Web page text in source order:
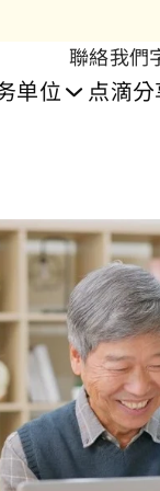
聯絡我們
安居乐」住屋计
阁护理安老院
复康服务
居生活实验室
单位
设施及服务
颐居 │ 牛头角
照护及训练中心
点滴分